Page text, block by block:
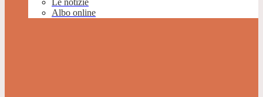
Le notizie
Albo online